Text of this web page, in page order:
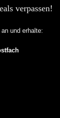
verpassen!
an und erhalte: